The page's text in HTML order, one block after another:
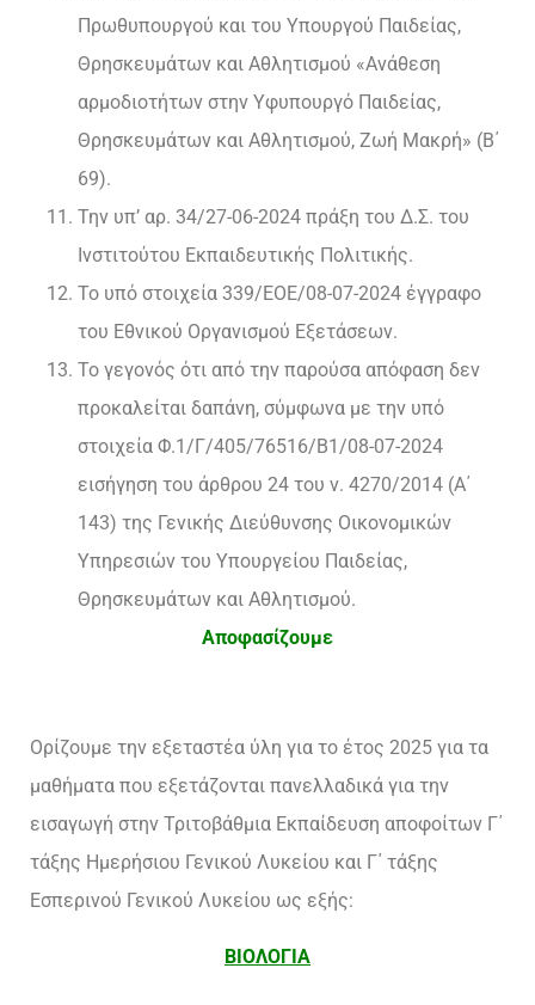
Πρωθυπουργού και του Υπουργού Παιδείας,
Θρησκευμάτων και Αθλητισμού «Ανάθεση
αρμοδιοτήτων στην Υφυπουργό Παιδείας,
Θρησκευμάτων και Αθλητισμού, Ζωή Μακρή» (Β΄
69).
Την υπ’ αρ. 34/27-06-2024 πράξη του Δ.Σ. του
Ινστιτούτου Εκπαιδευτικής Πολιτικής.
Το υπό στοιχεία 339/ΕΟΕ/08-07-2024 έγγραφο
του Εθνικού Οργανισμού Εξετάσεων.
Το γεγονός ότι από την παρούσα απόφαση δεν
προκαλείται δαπάνη, σύμφωνα με την υπό
στοιχεία Φ.1/Γ/405/76516/Β1/08-07-2024
εισήγηση του άρθρου 24 του ν. 4270/2014 (Α΄
143) της Γενικής Διεύθυνσης Οικονομικών
Υπηρεσιών του Υπουργείου Παιδείας,
Θρησκευμάτων και Αθλητισμού.
Αποφασίζουμε
Ορίζουμε την εξεταστέα ύλη για το έτος 2025 για τα
μαθήματα που εξετάζονται πανελλαδικά για την
εισαγωγή στην Τριτοβάθμια Εκπαίδευση αποφοίτων Γ΄
τάξης Ημερήσιου Γενικού Λυκείου και Γ΄ τάξης
Εσπερινού Γενικού Λυκείου ως εξής:
ΒΙΟΛΟΓΙΑ